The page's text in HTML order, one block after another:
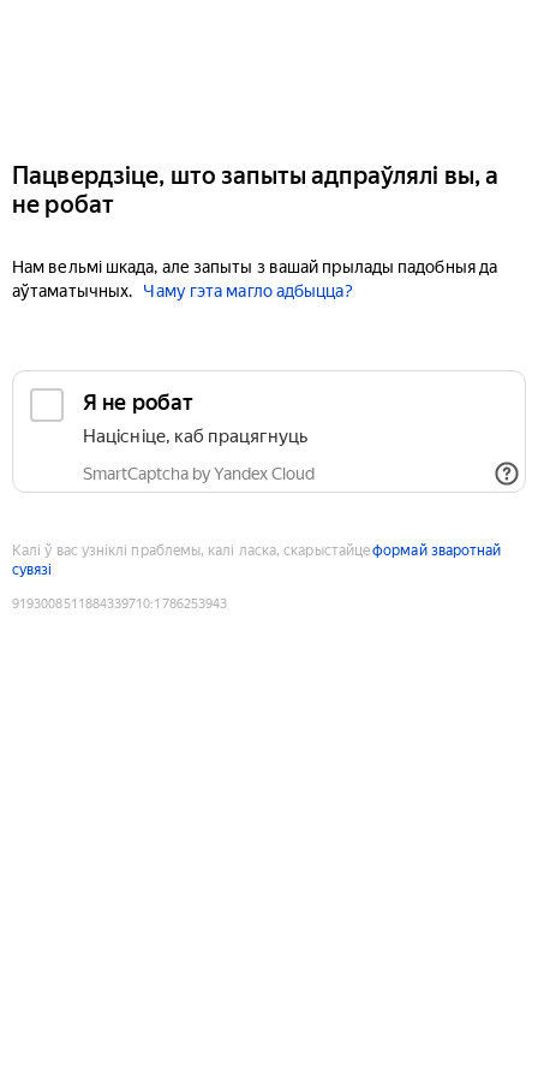
Пацвердзіце, што запыты адпраўлялі вы, а
не робат
Нам вельмі шкада, але запыты з вашай прылады падобныя да
аўтаматычных.
Чаму гэта магло адбыцца?
Я не робат
Націсніце, каб працягнуць
SmartCaptcha by Yandex Cloud
Калі ў вас узніклі праблемы, калі ласка, скарыстайцеформай зваротнай
сувязі
9193008511884339710:1786253943